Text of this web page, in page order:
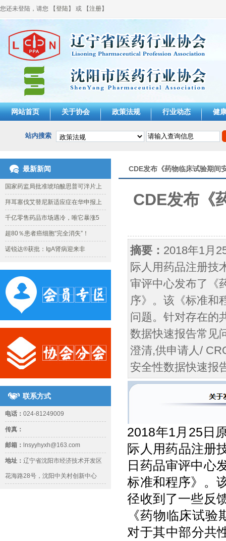
您还未登陆，请您 【登陆】 或 【注册】
网站首页 关于协会 政策法规 行业动态 健
站内搜索
最新新闻
国家药监局批准琥珀酸思普可泮片上
拜耳塞伐艾替尼新适应症在华申报上
千亿零售药品市场遇冷，唯它暴涨5
超80％患者癌细胞“完全消失”！
诺锐达®获批：IgA肾病迎来非
联系方式
电话： 024-81249009
传真：
邮箱： lnsyyhyxh@163.com
地址： 辽宁省沈阳市经济技术开发区
花海路28号，沈阳中关村创新中心
CDE发布《药物临床试验期间
CDE发布《
摘要： 2018年1月
际人用药品注册技
审评中心发布了《
序》。该《标准和
问题。针对存在的
数据快速报告常见
澄清,供申请人/
安全性数据快速报
2018年1月25日
际人用药品注册
日药品审评中心
标准和程序》。
径收到了一些反
《药物临床试
对于其中部分共